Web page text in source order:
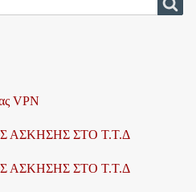
VPN
ΑΣΚΗΣΗΣ ΣΤΟ Τ.Τ.Δ
ΑΣΚΗΣΗΣ ΣΤΟ Τ.Τ.Δ